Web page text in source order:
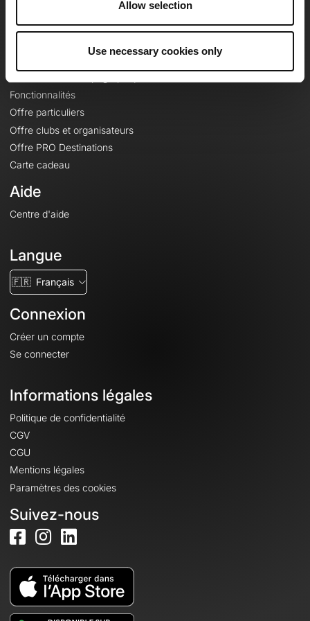
Allow selection
Use necessary cookies only
Le Mag'
Fonctionnalités
Offre particuliers
Offre clubs et organisateurs
Offre PRO Destinations
Carte cadeau
Aide
Centre d'aide
Langue
🇫🇷 Français
Connexion
Créer un compte
Se connecter
Informations légales
Politique de confidentialité
CGV
CGU
Mentions légales
Paramètres des cookies
Suivez-nous